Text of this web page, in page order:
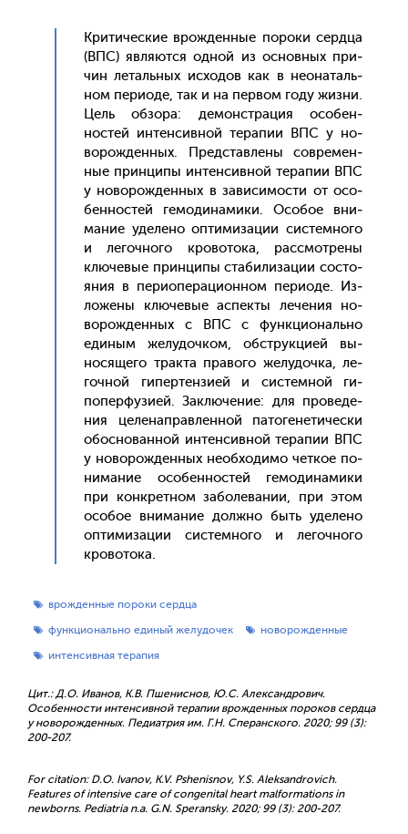
Кри­тичес­кие врож­денные по­роки сер­дца
(ВПС) яв­ля­ют­ся од­ной из ос­новных при­
чин ле­таль­ных ис­хо­дов как в не­она­таль­
ном пе­ри­оде, так и на пер­вом го­ду жиз­ни.
Цель об­зо­ра: де­монс­тра­ция осо­бен­
ностей ин­тенсив­ной те­рапии ВПС у но­
ворож­денных. Пред­став­ле­ны сов­ре­мен­
ные прин­ци­пы ин­тенсив­ной те­рапии ВПС
у но­ворож­денных в за­виси­мос­ти от осо­
бен­ностей ге­моди­нами­ки. Осо­бое вни­
мание уде­лено оп­ти­миза­ции сис­темно­го
и ле­гоч­но­го кро­вото­ка, рас­смот­ре­ны
клю­чевые прин­ци­пы ста­били­зации сос­то­
яния в пе­ри­опе­раци­он­ном пе­ри­оде. Из­
ло­жены клю­чевые ас­пекты ле­чения но­
ворож­денных с ВПС с фун­кци­ональ­но
еди­ным же­лудоч­ком, обс­трук­ци­ей вы­
нося­щего трак­та пра­вого же­лудоч­ка, ле­
гоч­ной ги­пер­тензи­ей и сис­темной ги­
попер­фу­зи­ей. Зак­лю­чение: для про­веде­
ния це­ленап­равлен­ной па­тоге­нети­чес­ки
обос­но­ван­ной ин­тенсив­ной те­рапии ВПС
у но­ворож­денных не­об­хо­димо чет­кое по­
нима­ние осо­бен­ностей ге­моди­нами­ки
при кон­крет­ном за­боле­вании, при этом
осо­бое вни­мание дол­жно быть уде­лено
оп­ти­миза­ции сис­темно­го и ле­гоч­но­го
кро­вото­ка.
врожденные пороки сердца
функционально единый желудочек
новорожденные
интенсивная терапия
Цит.: Д.О. Иванов, К.В. Пшениснов, Ю.С. Александрович.
Особенности интенсивной терапии врожденных пороков сердца
у новорожденных. Педиатрия им. Г.Н. Сперанского. 2020; 99 (3):
200-207.
For citation: D.O. Ivanov, K.V. Pshenisnov, Y.S. Aleksandrovich.
Features of intensive care of congenital heart malformations in
newborns. Pediatria n.a. G.N. Speransky. 2020; 99 (3): 200-207.